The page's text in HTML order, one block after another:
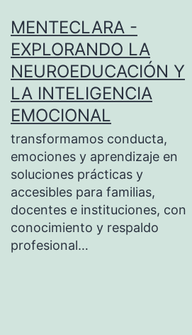
contenido
MENTECLARA -
EXPLORANDO LA
NEUROEDUCACIÓN Y
LA INTELIGENCIA
EMOCIONAL
transformamos conducta,
emociones y aprendizaje en
soluciones prácticas y
accesibles para familias,
docentes e instituciones, con
conocimiento y respaldo
profesional…